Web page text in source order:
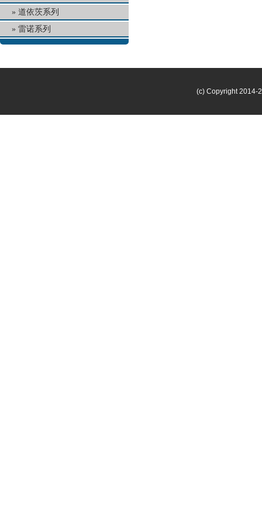
道依茨系列
雷诺系列
(c) Copyright 2014-